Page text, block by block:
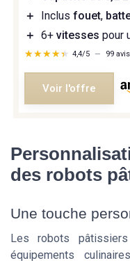
＋
Inclus fouet,
＋ 6+ vitesses pour
★★★★★
★★★★★ 4,4/5 — 99 avis
Voir l'offre
des robots
Une touche
Les robots
équipements